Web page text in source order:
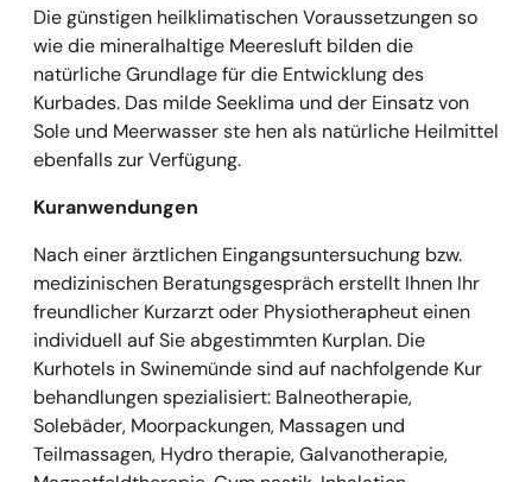
Die günstigen heilklimatischen Voraussetzungen so
wie die mineralhaltige Meeresluft bilden die
natürliche Grundlage für die Entwicklung des
Kurbades. Das milde Seeklima und der Einsatz von
Sole und Meerwasser ste hen als natürliche Heilmittel
ebenfalls zur Verfügung.
Kuranwendungen
Nach einer ärztlichen Eingangsuntersuchung bzw.
medizinischen Beratungsgespräch erstellt Ihnen Ihr
freundlicher Kurzarzt oder Physiotherapheut einen
individuell auf Sie abgestimmten Kurplan. Die
Kurhotels in Swinemünde sind auf nachfolgende Kur
behandlungen spezialisiert: Balneotherapie,
Solebäder, Moorpackungen, Massagen und
Teilmassagen, Hydro therapie, Galvanotherapie,